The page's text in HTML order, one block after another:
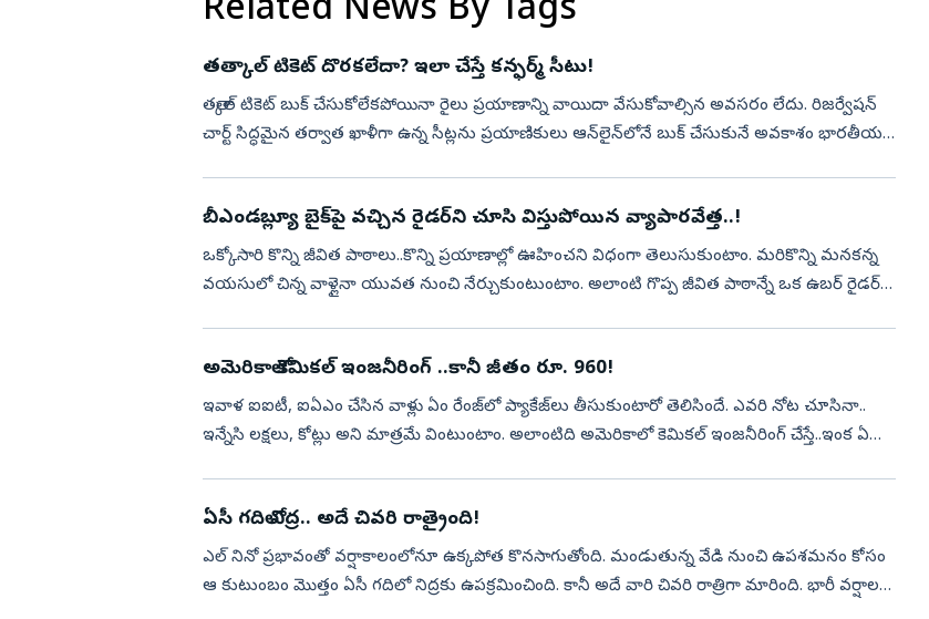
Related News By Tags
తత్కాల్ టికెట్ దొరకలేదా? ఇలా చేస్తే కన్ఫర్మ్‌ సీటు!
తత్కాల్‌ టికెట్‌ బుక్‌ చేసుకోలేకపోయినా రైలు ప్రయాణాన్ని వాయిదా వేసుకోవాల్సిన అవసరం లేదు. రిజర్వేషన్‌
చార్ట్‌ సిద్ధమైన తర్వాత ఖాళీగా ఉన్న సీట్లను ప్రయాణికులు ఆన్‌లైన్‌లోనే బుక్‌ చేసుకునే అవకాశం భారతీయ
బీఎండబ్ల్యూ బైక్‌పై వచ్చిన రైడర్‌ని చూసి విస్తుపోయిన వ్యాపారవేత్త..!
ఒక్కోసారి కొన్ని జీవిత పాఠాలు..కొన్ని ప్రయాణాల్లో ఊహించని విధంగా తెలుసుకుంటాం. మరికొన్ని మనకన్న
వయసులో చిన్న వాళ్లైనా యువత నుంచి నేర్చుకుంటుంటాం. అలాంటి గొప్ప జీవిత పాఠాన్నే ఒక ఉబర్‌ రైడర్‌
అమెరికాలో కెమికల్ ఇంజనీరింగ్ ..కానీ జీతం రూ. 960!
ఇవాళ ఐఐటీ, ఐఏఎం చేసిన వాళ్లు ఏం రేంజ్‌లో ప్యాకేజ్‌లు తీసుకుంటారో తెలిసిందే. ఎవరి నోట చూసినా..
ఇన్నేసి లక్షలు, కోట్లు అని మాత్రమే వింటుంటాం. అలాంటిది అమెరికాలో కెమికల్‌ ఇంజనీరింగ్‌ చేస్తే..ఇంక ఏ
ఏసీ గదిలో నిద్ర.. అదే చివరి రాత్రైంది!
ఎల్‌ నినో ప్రభావంతో వర్షాకాలంలోనూ ఉక్కపోత కొనసాగుతోంది. మండుతున్న వేడి నుంచి ఉపశమనం కోసం
ఆ కుటుంబం మొత్తం ఏసీ గదిలో నిద్రకు ఉపక్రమించింది. కానీ అదే వారి చివరి రాత్రిగా మారింది. భారీ వర్షాల